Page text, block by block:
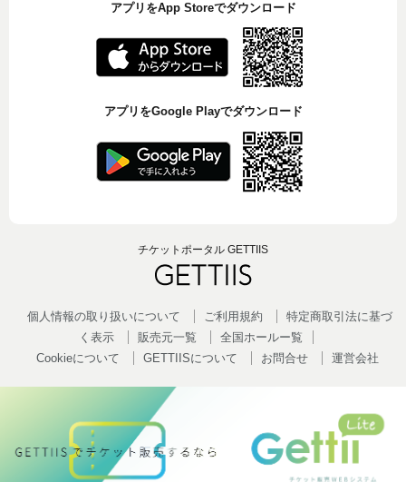
アプリをApp Storeでダウンロード
アプリをGoogle Playでダウンロード
チケットポータル GETTIIS
個人情報の取り扱いについて ご利用規約
特定商取引法に基づ
く表示
販売元一覧
全国ホールー覧
Cookieについて
GETTIISについて お問合せ 運営会社